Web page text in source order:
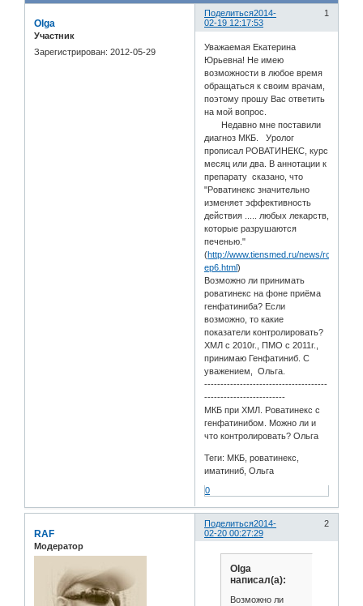
Поделиться 1
2014-
02-19 12:17:53
Olga
Участник
Зарегистрирован: 2012-05-29
Уважаемая Екатерина
Юрьевна! Не имею
возможности в любое время
обращаться к своим врачам,
поэтому прошу Вас ответить
на мой вопрос.
Недавно мне поставили
диагноз МКБ. Уролог
прописал РОВАТИНЕКС, курс
месяц или два. В аннотации к
препарату сказано, что
"Роватинекс значительно
изменяет эффективность
действия ..... любых лекарств,
которые разрушаются
печенью."
(http://www.tiensmed.ru/news/rovatinex-
ep6.html)
Возможно ли принимать
роватинекс на фоне приёма
генфатиниба? Если
возможно, то какие
показатели контролировать?
ХМЛ с 2010г., ПМО с 2011г.,
принимаю Генфатиниб. С
уважением, Ольга.
--------------------------------------
-------------------------
МКБ при ХМЛ. Роватинекс с
генфатинибом. Можно ли и
что контролировать? Ольга
Теги: МКБ, роватинекс,
иматиниб, Ольга
0
Поделиться 2
2014-
02-20 00:27:29
RAF
Модератор
Olga
написал(а):
Возможно ли